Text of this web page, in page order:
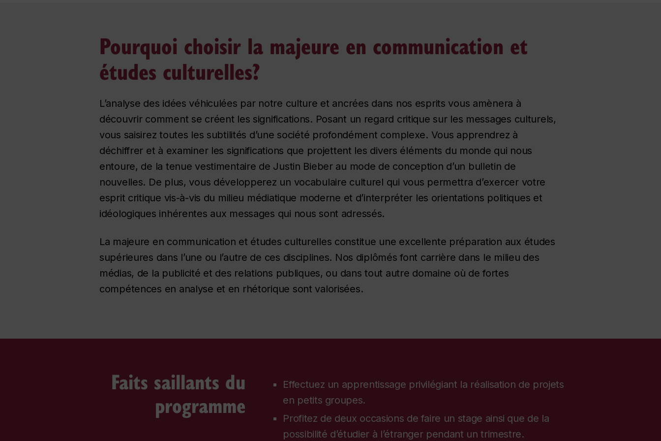
Pourquoi choisir la majeure en communication et
études culturelles?
L’analyse des idées véhiculées par notre culture et ancrées dans nos esprits vous amènera à
découvrir comment se créent les significations. Posant un regard critique sur les messages culturels,
vous saisirez toutes les subtilités d’une société profondément complexe. Vous apprendrez à
déchiffrer et à examiner les significations que projettent les divers éléments du monde qui nous
entoure, de la tenue vestimentaire de Justin Bieber au mode de conception d’un bulletin de
nouvelles. De plus, vous développerez un vocabulaire culturel qui vous permettra d’exercer votre
esprit critique vis-à-vis du milieu médiatique moderne et d’interpréter les orientations politiques et
idéologiques inhérentes aux messages qui nous sont adressés.
La majeure en communication et études culturelles constitue une excellente préparation aux études
supérieures dans l’une ou l’autre de ces disciplines. Nos diplômés font carrière dans le milieu des
médias, de la publicité et des relations publiques, ou dans tout autre domaine où de fortes
compétences en analyse et en rhétorique sont valorisées.
Faits saillants du
programme
Effectuez un apprentissage privilégiant la réalisation de projets
en petits groupes.
Profitez de deux occasions de faire un stage ainsi que de la
possibilité d’étudier à l’étranger pendant un trimestre.